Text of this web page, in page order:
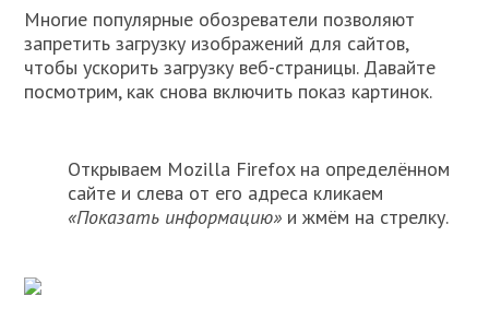
Многие популярные обозреватели позволяют
запретить загрузку изображений для сайтов,
чтобы ускорить загрузку веб-страницы. Давайте
посмотрим, как снова включить показ картинок.
Открываем Mozilla Firefox на определённом
сайте и слева от его адреса кликаем
«Показать информацию» и жмём на стрелку.